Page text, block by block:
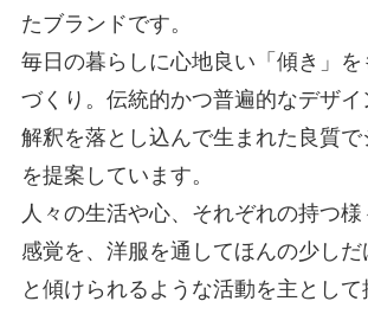
たブランドです。
毎日の暮らしに心地良い「傾き」
づくり。伝統的かつ普遍的なデザ
解釈を落とし込んで生まれた良質で
を提案しています。
人々の生活や心、それぞれの持つ
感覚を、洋服を通してほんの少し
と傾けられるような活動を主とし